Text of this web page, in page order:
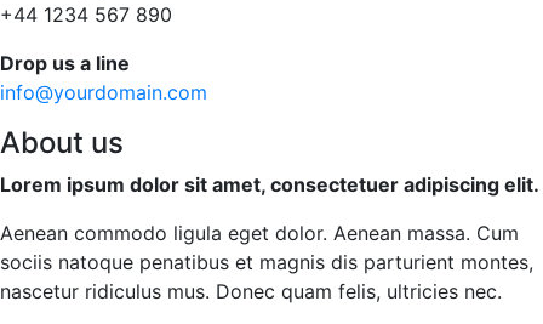
+44 1234 567 890
Drop us a line
info@yourdomain.com
About us
Lorem ipsum dolor sit amet, consectetuer adipiscing elit.
Aenean commodo ligula eget dolor. Aenean massa. Cum
sociis natoque penatibus et magnis dis parturient montes,
nascetur ridiculus mus. Donec quam felis, ultricies nec.